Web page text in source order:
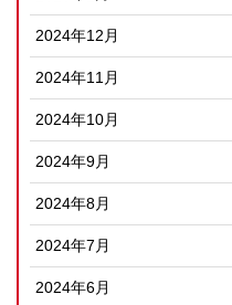
2024年12月
2024年11月
2024年10月
2024年9月
2024年8月
2024年7月
2024年6月